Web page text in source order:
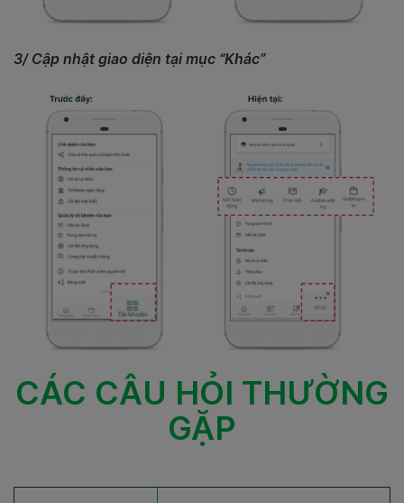
3/ Cập nhật giao diện tại mục “Khác”
CÁC CÂU HỎI THƯỜNG
GẶP